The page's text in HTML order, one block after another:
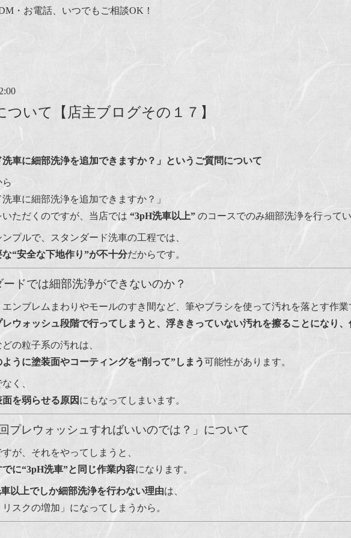
・お電話、いつでもご相談OK！
ついて【店主ブログその１７】
洗車に細部洗浄を追加できますか？」というご質問について
洗車に細部洗浄を追加できますか？」
ただくのですが、当店では “3pH洗車以上” のコースでのみ細部洗浄を行って
プルで、スタンダード洗車の工程では、
“安全な下地作り”が不十分だからです。
ドでは細部洗浄ができないのか？
ンブレムまわりやモールのすき間など、筆やブラシを使って汚れを落とす作業
レウォッシュ段階で行ってしまうと、浮ききっていない汚れを擦ることになり
の粒子系の汚れは、
うに塗装面やコーティングを“削って”しまう可能性があります。
く、
を弱らせる原因 にもなってしまいます。
プレウォッシュすればいいのでは？」について
が、それをやってしまうと、
でに“3pH洗車”と同じ作業内容になります。
以上でしか細部洗浄を行わない理由は、
リスクの増加」になってしまうから。